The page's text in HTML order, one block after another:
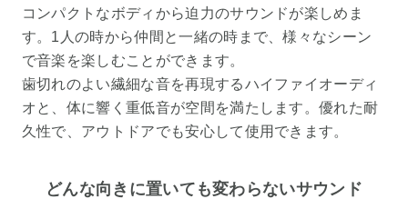
コンパクトなボディから迫力のサウンドが楽しめま
す。1人の時から仲間と一緒の時まで、様々なシーン
で音楽を楽しむことができます。
歯切れのよい繊細な音を再現するハイファイオーディ
オと、体に響く重低音が空間を満たします。優れた耐
久性で、アウトドアでも安心して使用できます。
どんな向きに置いても変わらないサウンド